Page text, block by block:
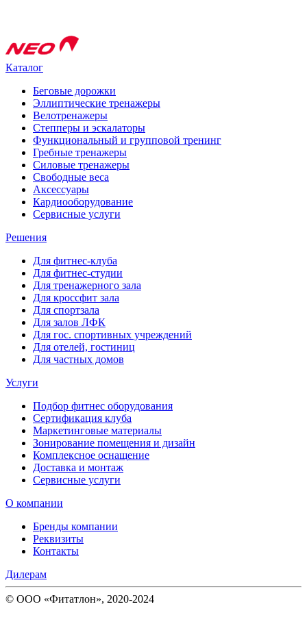
Каталог
Беговые дорожки
Эллиптические тренажеры
Велотренажеры
Степперы и эскалаторы
Функциональный и групповой тренинг
Гребные тренажеры
Силовые тренажеры
Свободные веса
Аксессуары
Кардиооборудование
Сервисные услуги
Решения
Для фитнес-клуба
Для фитнес-студии
Для тренажерного зала
Для кроссфит зала
Для спортзала
Для залов ЛФК
Для гос. спортивных учреждений
Для отелей, гостиниц
Для частных домов
Услуги
Подбор фитнес оборудования
Сертификация клуба
Маркетинговые материалы
Зонирование помещения и дизайн
Комплексное оснащение
Доставка и монтаж
Сервисные услуги
О компании
Бренды компании
Реквизиты
Контакты
Дилерам
© ООО «Фитатлон», 2020-2024